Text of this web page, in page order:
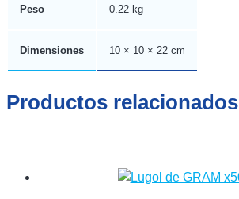
Peso 0.22 kg
Dimensiones 10 × 10 × 22 cm
Productos relacionados